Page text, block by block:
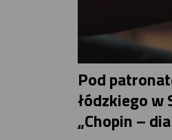
Pod
łódzkiego w
„Chopin –